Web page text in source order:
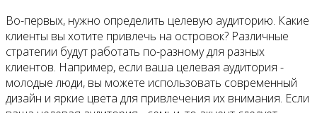
Во-первых, нужно определить целевую аудиторию. Какие
клиенты вы хотите привлечь на островок? Различные
стратегии будут работать по-разному для разных
клиентов. Например, если ваша целевая аудитория -
молодые люди, вы можете использовать современный
дизайн и яркие цвета для привлечения их внимания. Если